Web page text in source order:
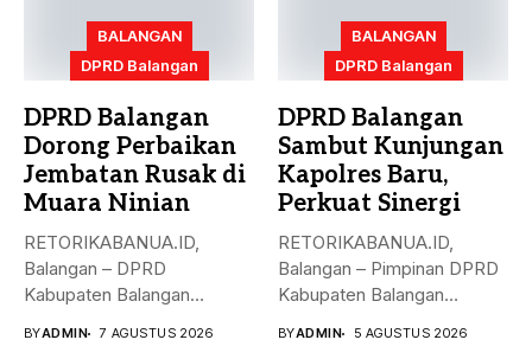
BALANGAN
DPRD Balangan
DPRD Balangan
Dorong Perbaikan
Jembatan Rusak di
Muara Ninian
RETORIKABANUA.ID,
Balangan – DPRD
Kabupaten Balangan
BYADMIN 7 AGUSTUS 2026
BALANGAN
DPRD Balangan
DPRD Balangan
Sambut Kunjungan
Kapolres Baru,
Perkuat Sinergi
RETORIKABANUA.ID,
Balangan – Pimpinan DPRD
Kabupaten Balangan
BYADMIN 5 AGUSTUS 2026